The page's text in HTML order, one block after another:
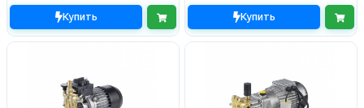
Купить Купить